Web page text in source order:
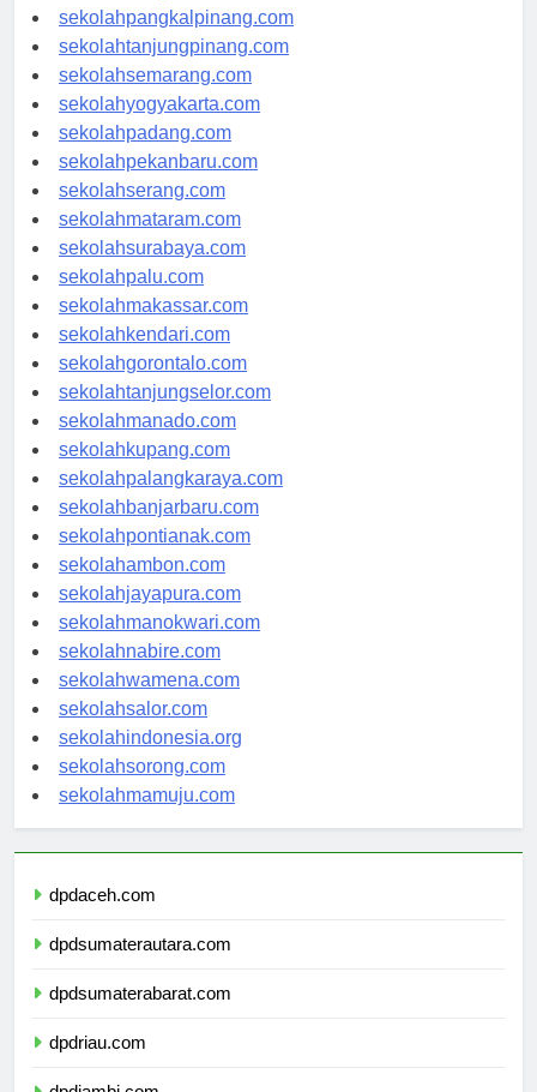
sekolahbengkulu.com
sekolahpangkalpinang.com
sekolahtanjungpinang.com
sekolahsemarang.com
sekolahyogyakarta.com
sekolahpadang.com
sekolahpekanbaru.com
sekolahserang.com
sekolahmataram.com
sekolahsurabaya.com
sekolahpalu.com
sekolahmakassar.com
sekolahkendari.com
sekolahgorontalo.com
sekolahtanjungselor.com
sekolahmanado.com
sekolahkupang.com
sekolahpalangkaraya.com
sekolahbanjarbaru.com
sekolahpontianak.com
sekolahambon.com
sekolahjayapura.com
sekolahmanokwari.com
sekolahnabire.com
sekolahwamena.com
sekolahsalor.com
sekolahindonesia.org
sekolahsorong.com